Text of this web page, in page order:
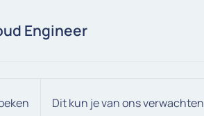
Engineer
Dit kun je van ons verwachten